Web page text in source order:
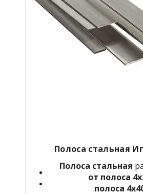
Полоса стальная
Полоса стальная
от полоса
полоса